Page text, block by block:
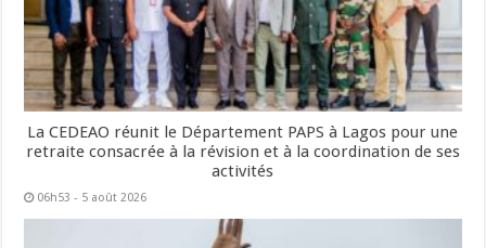
La CEDEAO réunit le Département PAPS à Lagos pour une
retraite consacrée à la révision et à la coordination de ses
activités
06h53 - 5 août 2026